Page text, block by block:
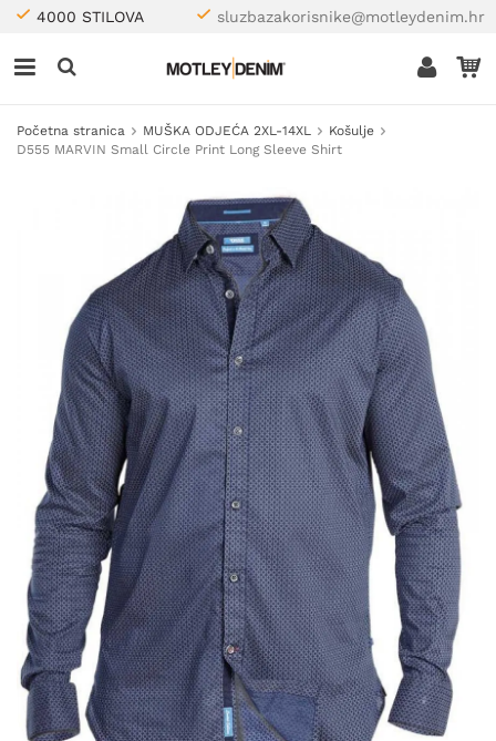
4000 STILOVA sluzbazakorisnike@motleydenim.hr
Početna stranica MUŠKA ODJEĆA 2XL-14XL
Košulje
D555 MARVIN Small Circle Print Long Sleeve Shirt